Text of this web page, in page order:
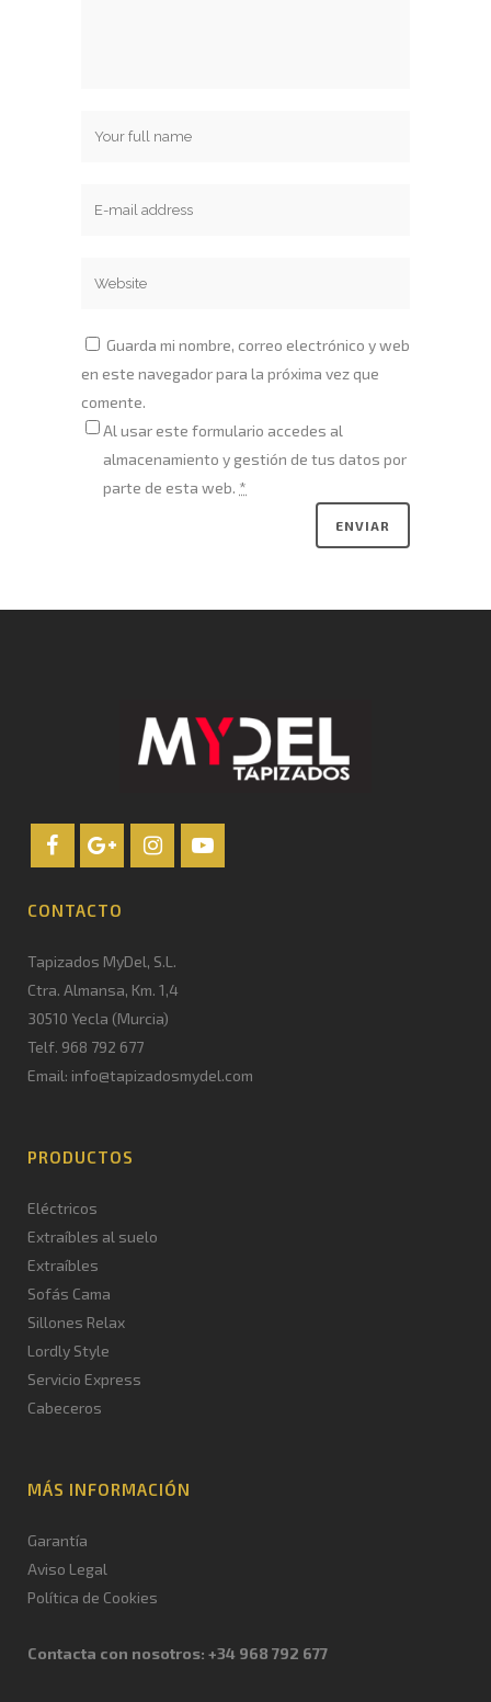
Guarda mi nombre, correo electrónico y web
en este navegador para la próxima vez que
comente.
Al usar este formulario accedes al
almacenamiento y gestión de tus datos por
parte de esta web. *
CONTACTO
Tapizados MyDel, S.L.
Ctra. Almansa, Km. 1,4
30510 Yecla (Murcia)
Telf. 968 792 677
Email: info@tapizadosmydel.com
PRODUCTOS
Eléctricos
Extraíbles al suelo
Extraíbles
Sofás Cama
Sillones Relax
Lordly Style
Servicio Express
Cabeceros
MÁS INFORMACIÓN
Garantía
Aviso Legal
Política de Cookies
Contacta con nosotros: +34 968 792 677